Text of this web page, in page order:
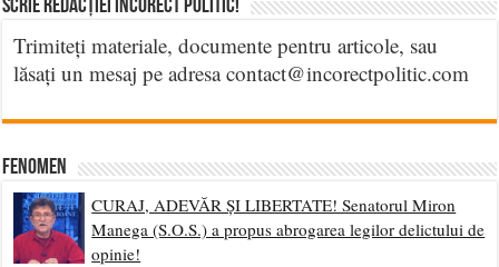
Scrie Redacției Incorect Politic!
Trimiteți materiale, documente pentru articole, sau
lăsați un mesaj pe adresa contact@incorectpolitic.com
Fenomen
CURAJ, ADEVĂR ȘI LIBERTATE! Senatorul Miron
Manega (S.O.S.) a propus abrogarea legilor delictului de
opinie!